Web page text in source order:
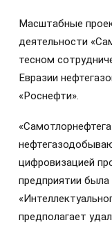
Масштабные
деятельности
тесном
Евразии
«Роснефти».
цифровизацией
предприятии
предполагает